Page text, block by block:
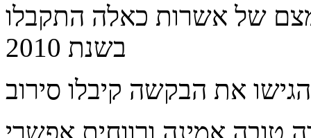
של אשרות כאלה התקבלו
בשנת 2010
את הבקשה קיבלו סירוב
טובה אמינה ורווחית אפשרי